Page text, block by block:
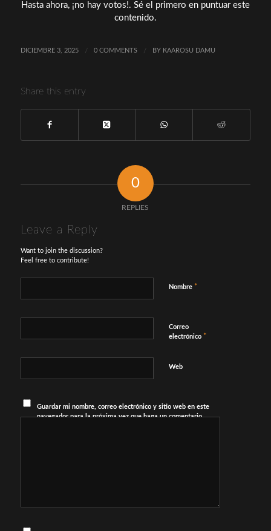
ACON
Hasta ahora, ¡no hay votos!. Sé el primero en puntuar este
contenido.
DICIEMBRE 3, 2025 / 0 COMMENTS / BY KAAROSU DAMU
Share this entry
0
REPLIES
Leave a Reply
Want to join the discussion?
Feel free to contribute!
Nombre *
Correo
electrónico *
Web
Guardar mi nombre, correo electrónico y sitio web en este
navegador para la próxima vez que haga un comentario.